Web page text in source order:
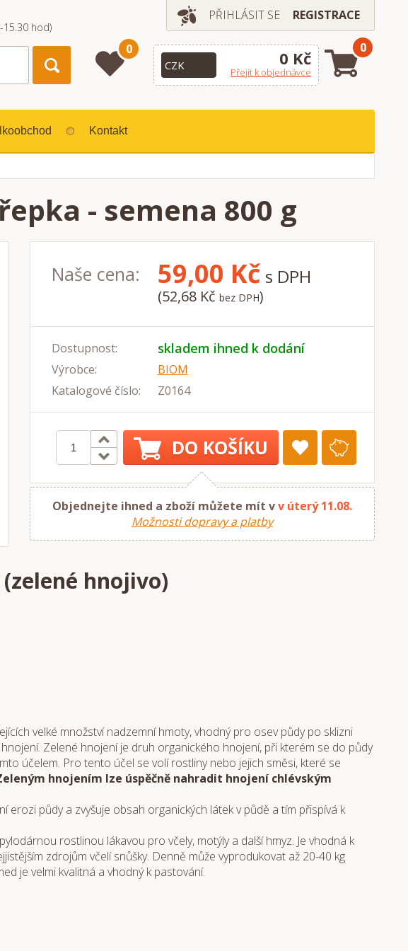
PŘIHLÁSIT SE REGISTRACE
15.30 hod)
0 0 Kč
Přejít k objednávce
0
Kontakt
- semena 800 g
Naše cena: 59,00 Kč s DPH
(52,68 Kč bez DPH)
Dostupnost: skladem ihned k dodání
Výrobce:
BIOM
Katalogové číslo:
Z0164
DO KOŠÍKU
Objednejte ihned a zboží můžete mít vv úterý 11.08.
Možnosti dopravy a platby
hnojivo)
velké množství nadzemní hmoty, vhodný pro osev půdy po sklizni
Zelené hnojení je druh organického hnojení, při kterém se do půdy
účelem. Pro tento účel se volí rostliny nebo jejich směsi, které se
hnojením lze úspěčně nahradit hnojení chlévským
erozi půdy a zvyšuje obsah organických látek v půdě a tím přispívá k
rostlinou lákavou pro včely, motýly a další hmyz. Je vhodná k
zdrojům včelí snůšky. Denně může vyprodukovat až 20-40 kg
je velmi kvalitná a vhodný k pastování.